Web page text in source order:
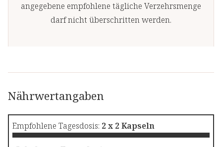
angegebene empfohlene tägliche Verzehrsmenge
darf nicht überschritten werden.
Nährwertangaben
Empfohlene Tagesdosis: 2 x 2 Kapseln